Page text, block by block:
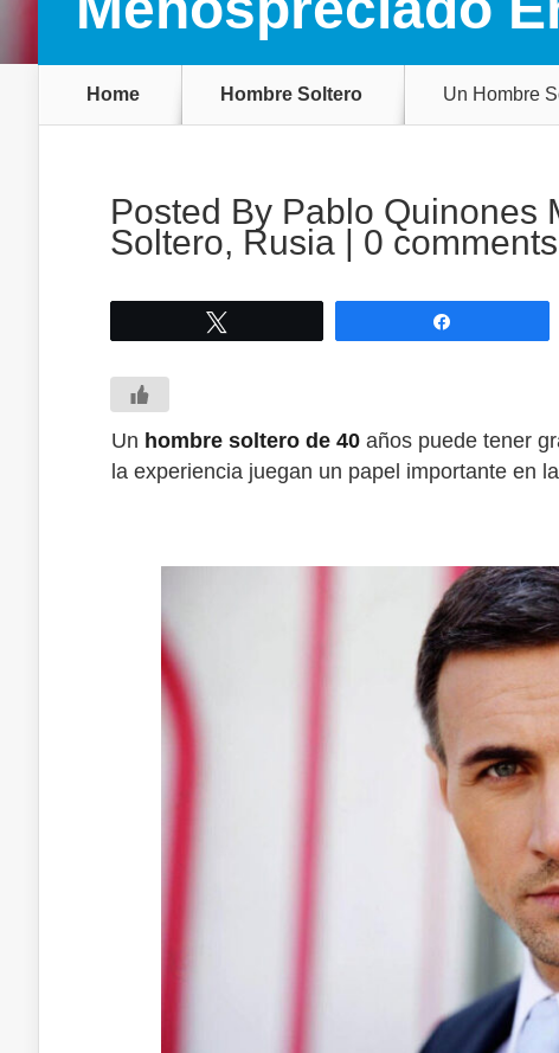
Home Hombre Soltero Un Hombre
Posted By Pablo Quinones
Soltero, Rusia 0 comments
Un hombre soltero de 40 años puede tener
la experiencia juegan un papel importante en